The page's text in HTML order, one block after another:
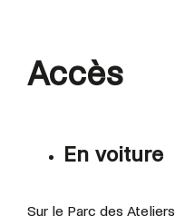
Accès
En voiture
Sur le Parc des Ateliers